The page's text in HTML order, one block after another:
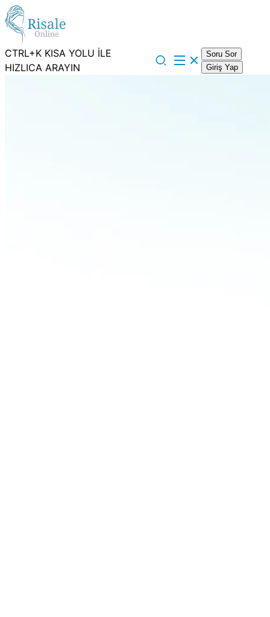
CTRL+K KISA YOLU İLE
HIZLICA ARAYIN
Soru Sor
Giriş Yap